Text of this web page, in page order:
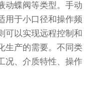
动蝶阀等类型。手动
用于小口径和操作频
可以实现远程控制和
生产的需要。不同类
况、介质特性、操作